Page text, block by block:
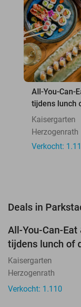
All-You-Can-
tijdens lunch
Kaisergarten
Herzogenrath
Verkocht:
Deals in
All-You-Can-
tijdens lunch of
Kaisergarten
Herzogenrath
Verkocht: 1.110